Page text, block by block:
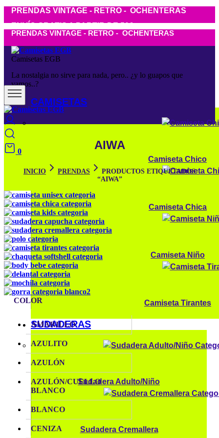
PRENDAS VINTAGE - RETRO - OCHENTERAS
ENVÍO GRATIS A PARTIR DE 50€
PRENDAS VINTAGE - RETRO - OCHENTERAS
Camisetas EGB
La nostalgia no sirve para nada, pero.. ¿y lo guapos que
vamos..?
CAMISETAS
Camiseta Chico
Camiseta Chica
Camiseta Niño
Camiseta Tirantes
SUDADERAS
Sudadera Adulto/Niño
Sudadera Cremallera
0
INICIO PRENDAS
PRODUCTOS ETIQUETADOS
“AIWA”
AIWA
COLOR
AMARILLO
AZULITO
AZULÓN
AZULÓN/CUELLO
BLANCO
BLANCO
CENIZA